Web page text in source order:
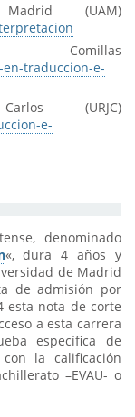
(UAM)
Comillas
traduccion-e-
(URJC)
e-
denominado
«, dura 4 años y
de Madrid
de admisión por
esta nota de corte
a esta carrera
específica de
la calificación
–EVAU- o